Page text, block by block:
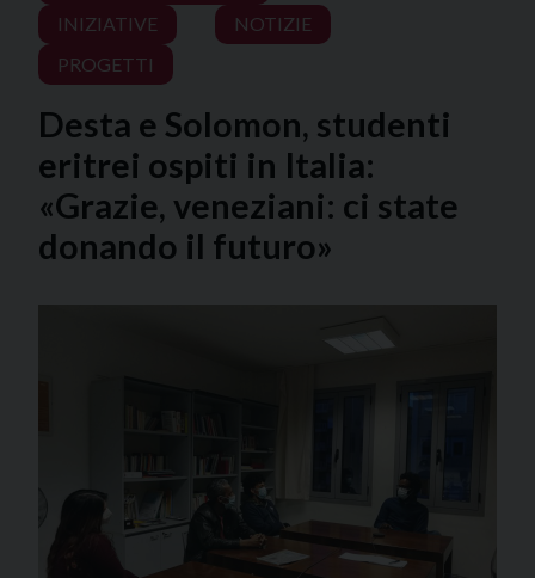
INIZIATIVE
NOTIZIE
PROGETTI
Desta e Solomon, studenti
eritrei ospiti in Italia:
«Grazie, veneziani: ci state
donando il futuro»